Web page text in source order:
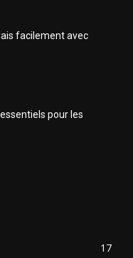
facilement avec
pour les
17